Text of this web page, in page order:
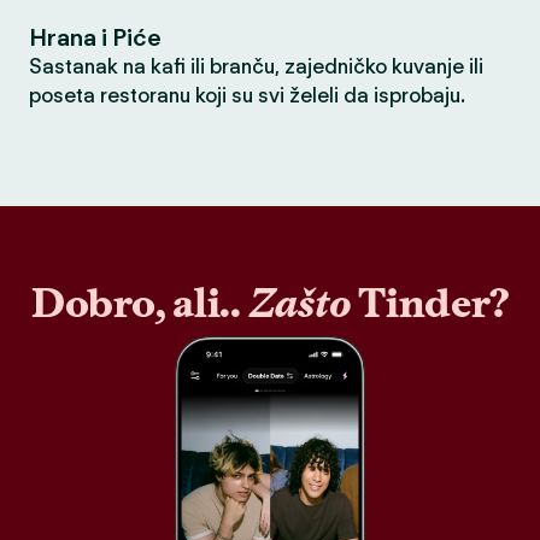
Hrana i Piće
Sastanak na kafi ili branču, zajedničko kuvanje ili
poseta restoranu koji su svi želeli da isprobaju.
Dobro, ali..ZaštoTinder?